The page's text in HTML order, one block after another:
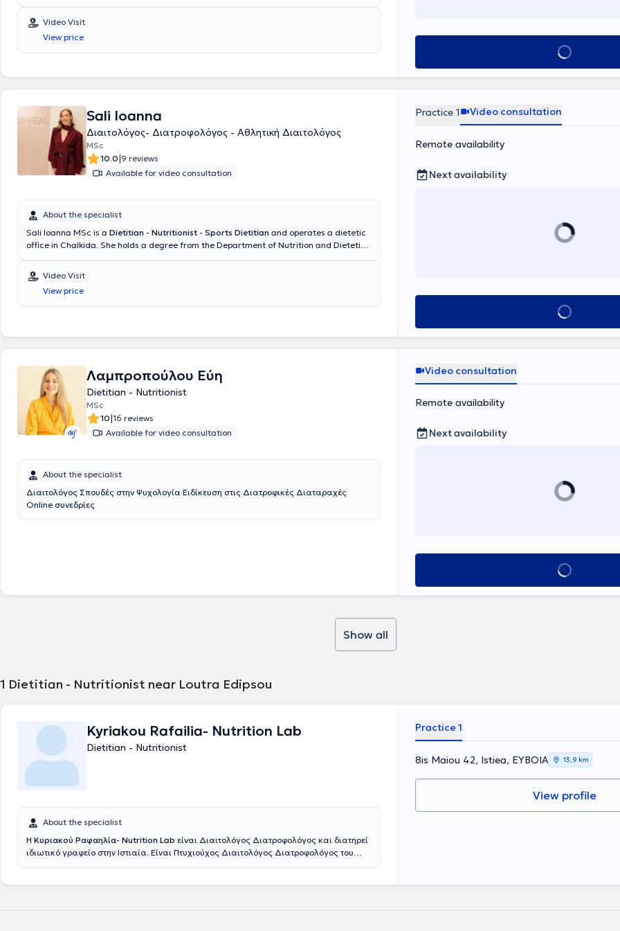
Video Visit
View price
Book
Sali Ioanna
Διαιτολόγος- Διατροφολόγος - Αθλητική Διαιτολόγος
MSc
10.0|9 reviews
Available for video consultation
About the specialist
Sali Ioanna MSc is a Dietitian - Nutritionist - Sports Dietitian and operates a dietetic
office in Chalkida. She holds a degree from the Department of Nutrition and Dietetics
University. She is currently a Scientific Collaborator at Harokopio University and
participates in the
Ministry of Health in collaboration with UNICEF. She has experience with a wide range
of cases, focusing on clinical nutrition (diabetes mellitus, cardiovascular diseases,
relationship with food. She regularly participates in nutrition conferences and
seminars and frequently speaks on nutrition topics in schools and sports teams.
Video Visit
View price
Practice 1 Video consultation
Remote availability
Next availability
Book
Λαμπροπούλου Εύη
Dietitian - Nutritionist
MSc
10|16 reviews
Available for video consultation
About the specialist
Διαιτολόγος Σπουδές στην Ψυχολογία Ειδίκευση στις Διατροφικές Διαταραχές
Online συνεδρίες
Video consultation
Remote availability
Next availability
Book
Show all
1 Dietitian - Nutritionist near Loutra Edipsou
Kyriakou Rafailia- Nutrition Lab
Dietitian - Nutritionist
About the specialist
Η Κυριακού Ραφαηλία- Nutrition Lab είναι Διαιτολόγος Διατροφολόγος και διατηρεί
ιδιωτικό γραφείο στην Ιστιαία. Είναι Πτυχιούχος Διαιτολόγος Διατροφολόγος του
Practice 1
8is Maiou 42, Istiea, ΕΥΒΟΙΑ 13,9 km
View profile